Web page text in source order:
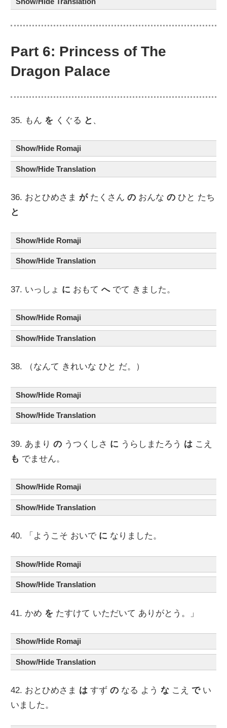
Part 6: Princess of The
Dragon Palace
35. もん を くぐる と 、
Show/Hide Romaji
Show/Hide Translation
36. おとひめさまがたくさんの おんなの ひと たち
と
Show/Hide Romaji
Show/Hide Translation
37. いっしょ に おもてへでて きました。
Show/Hide Romaji
Show/Hide Translation
38. （なんて きれいな ひと だ。）
Show/Hide Romaji
Show/Hide Translation
39. あまりの うつくしさ に うらしまたろう は こえ
も でません。
Show/Hide Romaji
Show/Hide Translation
40. 「ようこそ おいで に なりました。
Show/Hide Romaji
Show/Hide Translation
41. かめ を たすけて いただいて ありがとう。」
Show/Hide Romaji
Show/Hide Translation
42. おとひめさま は すずの なる ような こえでい
いました。